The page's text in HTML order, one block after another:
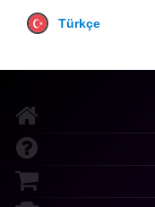
Türkçe